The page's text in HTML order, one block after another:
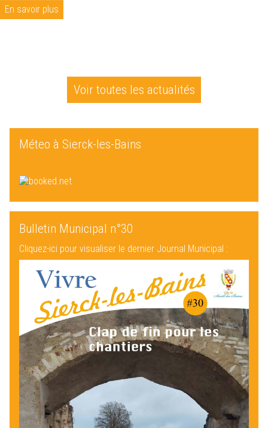
En savoir plus
Voir toutes les actualités
Méteo à Sierck-les-Bains
Bulletin Municipal n°30
Cliquez-ici pour visualiser le dernier Journal Municipal :